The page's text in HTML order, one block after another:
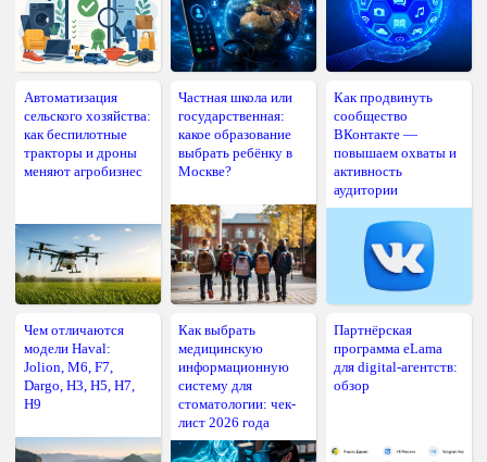
Автоматизация
сельского хозяйства:
как беспилотные
тракторы и дроны
меняют агробизнес
Частная школа или
государственная:
какое образование
выбрать ребёнку в
Москве?
Как продвинуть
сообщество
ВКонтакте —
повышаем охваты и
активность
аудитории
Чем отличаются
модели Haval:
Jolion, M6, F7,
Dargo, H3, H5, H7,
H9
Как выбрать
медицинскую
информационную
систему для
стоматологии: чек-
лист 2026 года
Партнёрская
программа eLama
для digital-агентств:
обзор